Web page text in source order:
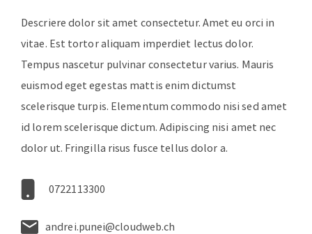
Descriere dolor sit amet consectetur. Amet eu orci in
vitae. Est tortor aliquam imperdiet lectus dolor.
Tempus nascetur pulvinar consectetur varius. Mauris
euismod eget egestas mattis enim dictumst
scelerisque turpis. Elementum commodo nisi sed amet
id lorem scelerisque dictum. Adipiscing nisi amet nec
dolor ut. Fringilla risus fusce tellus dolor a.
0722113300
andrei.punei@cloudweb.ch